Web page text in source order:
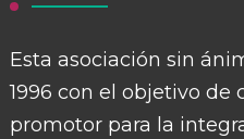
Esta asociación sin
1996 con el objetivo de
promotor para la